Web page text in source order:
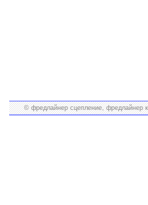
© фредлайнер сцепление, фредлайнер